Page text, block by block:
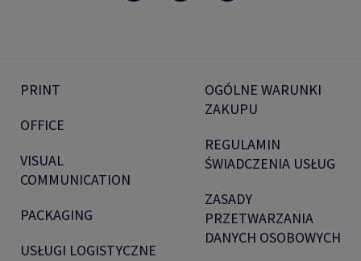
PRINT
OFFICE
VISUAL
COMMUNICATION
PACKAGING
USŁUGI LOGISTYCZNE
OGÓLNE WARUNKI
ZAKUPU
REGULAMIN
ŚWIADCZENIA USŁUG
ZASADY
PRZETWARZANIA
DANYCH OSOBOWYCH